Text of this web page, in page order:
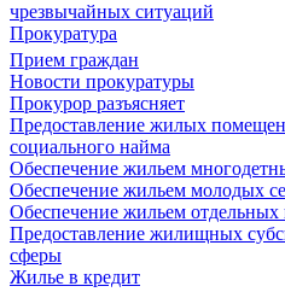
чрезвычайных ситуаций
Прокуратура
Прием граждан
Новости прокуратуры
Прокурор разъясняет
Предоставление жилых
социального найма
Обеспечение жильем
Обеспечение жильем молодых
Обеспечение жильем отдельных
Предоставление жилищных
сферы
Жилье в кредит